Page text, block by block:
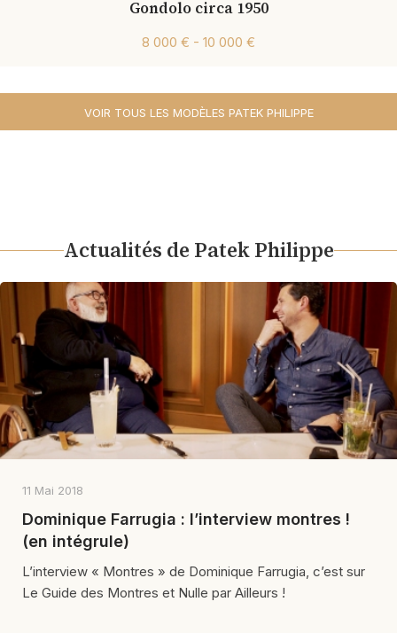
Gondolo circa 1950
8 000 € - 10 000 €
VOIR TOUS LES MODÈLES PATEK PHILIPPE
Actualités de Patek Philippe
11 Mai 2018
Dominique Farrugia : l’interview montres !
(en intégrule)
L’interview « Montres » de Dominique Farrugia, c’est sur
Le Guide des Montres et Nulle par Ailleurs !